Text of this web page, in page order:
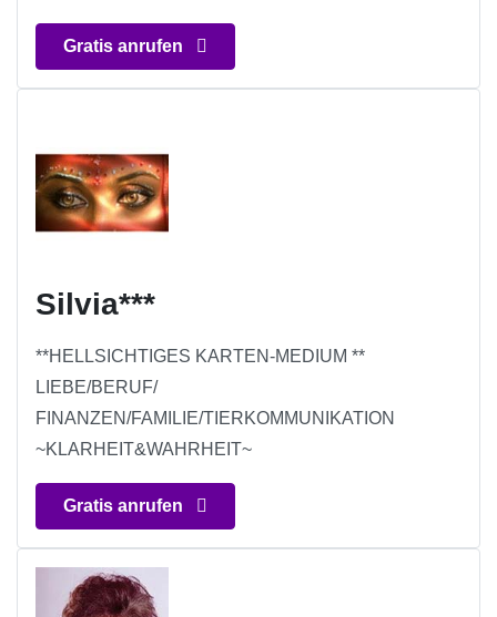
Gratis anrufen
Silvia***
**HELLSICHTIGES KARTEN-MEDIUM **
LIEBE/BERUF/
FINANZEN/FAMILIE/TIERKOMMUNIKATION
~KLARHEIT&WAHRHEIT~
Gratis anrufen